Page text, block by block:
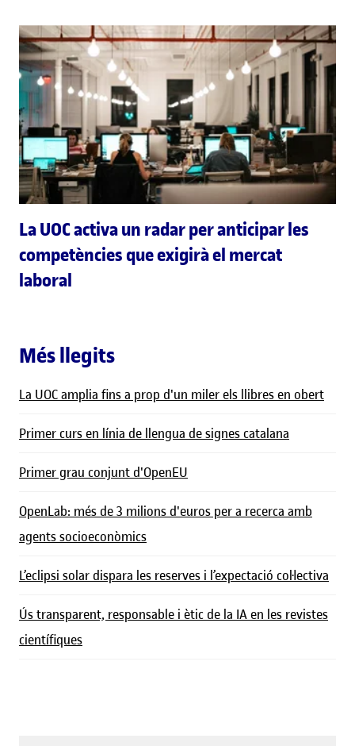
La UOC activa un radar per anticipar les
competències que exigirà el mercat
laboral
Més llegits
La UOC amplia fins a prop d'un miler els llibres en obert
Primer curs en línia de llengua de signes catalana
Primer grau conjunt d'OpenEU
OpenLab: més de 3 milions d'euros per a recerca amb
agents socioeconòmics
L’eclipsi solar dispara les reserves i l’expectació col·lectiva
Ús transparent, responsable i ètic de la IA en les revistes
científiques